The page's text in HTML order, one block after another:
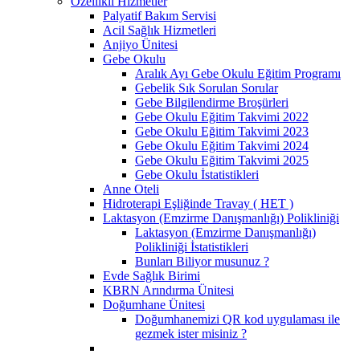
Palyatif Bakım Servisi
Acil Sağlık Hizmetleri
Anjiyo Ünitesi
Gebe Okulu
Aralık Ayı Gebe Okulu Eğitim Programı
Gebelik Sık Sorulan Sorular
Gebe Bilgilendirme Broşürleri
Gebe Okulu Eğitim Takvimi 2022
Gebe Okulu Eğitim Takvimi 2023
Gebe Okulu Eğitim Takvimi 2024
Gebe Okulu Eğitim Takvimi 2025
Gebe Okulu İstatistikleri
Anne Oteli
Hidroterapi Eşliğinde Travay ( HET )
Laktasyon (Emzirme Danışmanlığı) Polikliniği
Laktasyon (Emzirme Danışmanlığı)
Polikliniği İstatistikleri
Bunları Biliyor musunuz ?
Evde Sağlık Birimi
KBRN Arındırma Ünitesi
Doğumhane Ünitesi
Doğumhanemizi QR kod uygulaması ile
gezmek ister misiniz ?